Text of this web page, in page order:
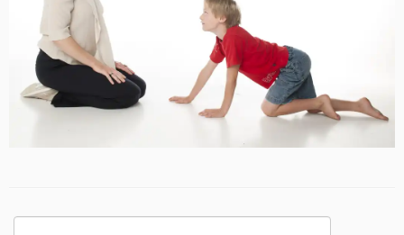
Search